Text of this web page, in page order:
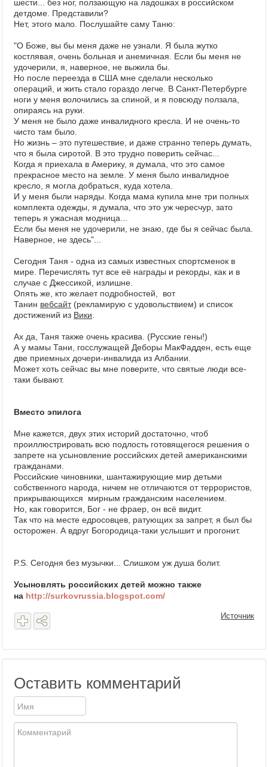
шести... без ног, ползающую на ладошках в российском
детдоме. Представили?
Нет, этого мало. Послушайте саму Таню:
"О Боже, вы бы меня даже не узнали. Я была жутко
костлявая, очень больная и анемичная. Если бы меня не
удочерили, я, наверное, не выжила бы.
Но после переезда в США мне сделали несколько
операций, и жить стало гораздо легче. В Санкт-Петербурге
ноги у меня волочились за спиной, и я повсюду ползала,
опираясь на руки.
У меня не было даже инвалидного кресла. И не очень-то
чисто там было.
Но жизнь – это путешествие, и даже странно теперь думать,
что я была сиротой. В это трудно поверить сейчас...
Когда я приехала в Америку, я думала, что это самое
прекрасное место на земле. У меня было инвалидное
кресло, я могла добраться, куда хотела.
И у меня были наряды. Когда мама купила мне три полных
комплекта одежды, я думала, что это уж чересчур, зато
теперь я ужасная модница...
Если бы меня не удочерили, не знаю, где бы я сейчас была.
Наверное, не здесь"...
Сегодня Таня - одна из самых известных спортсменок в
мире. Перечислять тут все её награды и рекорды, как и в
случае с Джессикой, излишне.
Опять же, кто желает подробностей, вот
Танин вебсайт(рекламирую с удовольствием) и список
достижений из Вики
Ах да, Таня также очень красива. (Русские гены!)
А у мамы Тани, госслужащей Деборы МакФадден, есть еще
две приемных дочери-инвалида из Албании.
Может хоть сейчас вы мне поверите, что святые люди все-
таки бывают.
Вместо эпилога
Мне кажется, двух этих историй достаточно, чтоб
проиллюстрировать всю подлость готовящегося решения о
запрете на усыновление российских детей американскими
гражданами.
Российские чиновники, шантажирующие мир детьми
собственного народа, ничем не отличаются от террористов,
прикрывающихся мирным гражданским населением.
Но, как говорится, Бог - не фраер, он всё видит.
Так что на месте едросовцев, ратующих за запрет, я был бы
осторожен. А вдруг Богородица-таки услышит и прогонит.
P.S. Сегодня без музычки... Слишком уж душа болит.
Усыновлять российских детей можно также
на http://surkovrussia.blogspot.com/
Источник
Оставить комментарий